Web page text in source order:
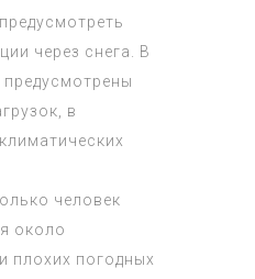
через снега. В
предусмотрены
в
человек
около
плохих погодных